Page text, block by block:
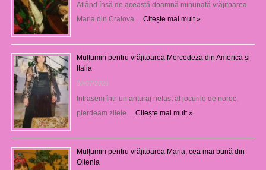
Aflând însă de această doamnă minunată vrăjitoarea
Maria din Craiova … Citește mai mult »
Mulțumiri pentru vrăjitoarea Mercedeza din America și
Italia
30/07/2026
Intrasem într-un anturaj nefast al jocurile de noroc,
pierdeam zilele … Citește mai mult »
Mulţumiri pentru vrăjitoarea Maria, cea mai bună din
Oltenia